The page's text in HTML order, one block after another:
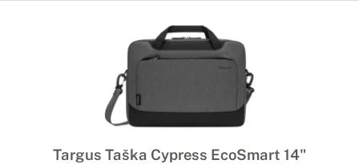
Targus Taška Cypress EcoSmart 14"